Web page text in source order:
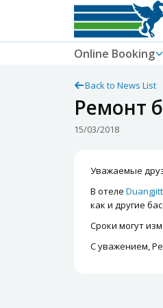
Online Booking
Back to News List
Ремонт
15/03/2018
Уважаемые
В отеле
как и другие
Сроки могут
С уважением,